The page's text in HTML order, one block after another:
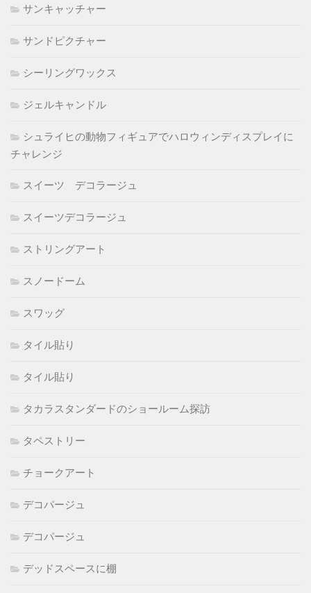
サンキャッチャー
サンドピクチャー
シーリングワックス
ジェルキャンドル
シュライヒの動物フィギュアでハロウィンディスプレイに
チャレンジ
スイーツ デコラージュ
スイーツデコラージュ
ストリングアート
スノードーム
スワッグ
タイル貼り
タイル貼り
タカラスタンダードのショールーム探訪
タペストリー
チョークアート
デコパージュ
デコパージュ
デッドスペースに棚